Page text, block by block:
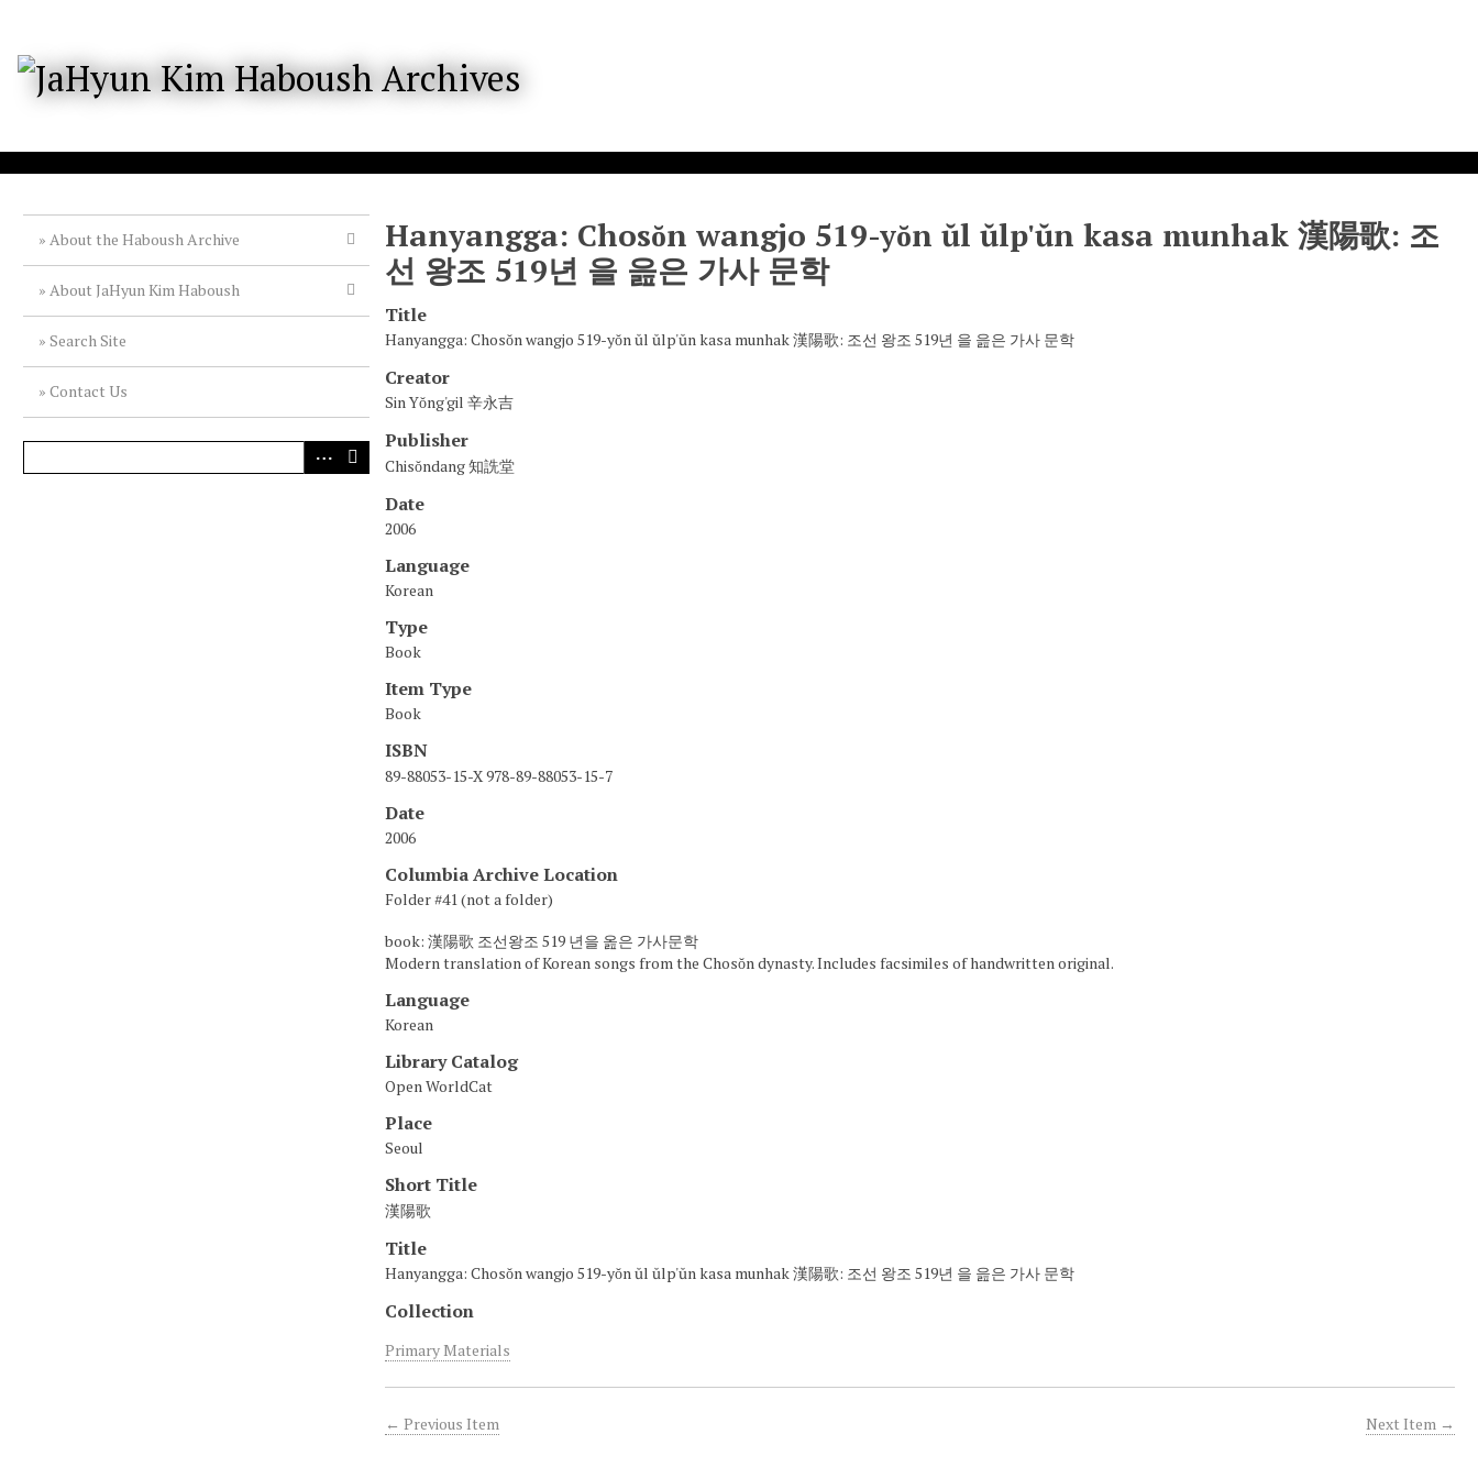
a
i
About the Haboush Archive
About JaHyun Kim Haboush
Search Site
Contact Us
Hanyangga: Chosŏn wangjo 519-yŏn ŭl ŭlp'ŭn kasa munhak 漢陽歌: 조
선 왕조 519년 을 읊은 가사 문학
Title
Hanyangga: Chosŏn wangjo 519-yŏn ŭl ŭlp'ŭn kasa munhak 漢陽歌: 조선 왕조 519년 을 읊은 가사 문학
Creator
Sin Yŏng'gil 辛永吉
Publisher
Chisŏndang 知詵堂
Date
2006
Language
Korean
Type
Book
Item Type
Book
ISBN
89-88053-15-X 978-89-88053-15-7
Date
2006
Columbia Archive Location
Folder #41 (not a folder)
book: 漢陽歌 조선왕조 519 년을 옲은 가사문학
Modern translation of Korean songs from the Chosŏn dynasty. Includes facsimiles of handwritten original.
Language
Korean
Library Catalog
Open WorldCat
Place
Seoul
Short Title
漢陽歌
Title
Hanyangga: Chosŏn wangjo 519-yŏn ŭl ŭlp'ŭn kasa munhak 漢陽歌: 조선 왕조 519년 을 읊은 가사 문학
Collection
Primary Materials
← Previous Item Next Item →